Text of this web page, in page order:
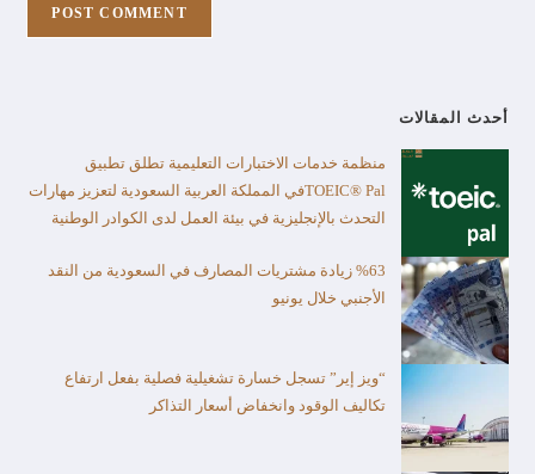
أحدث المقالات
منظمة خدمات الاختبارات التعليمية تطلق تطبيق
TOEIC® Palفي المملكة العربية السعودية لتعزيز مهارات
التحدث بالإنجليزية في بيئة العمل لدى الكوادر الوطنية
%63 زيادة مشتريات المصارف في السعودية من النقد
الأجنبي خلال يونيو
“ويز إير” تسجل خسارة تشغيلية فصلية بفعل ارتفاع
تكاليف الوقود وانخفاض أسعار التذاكر